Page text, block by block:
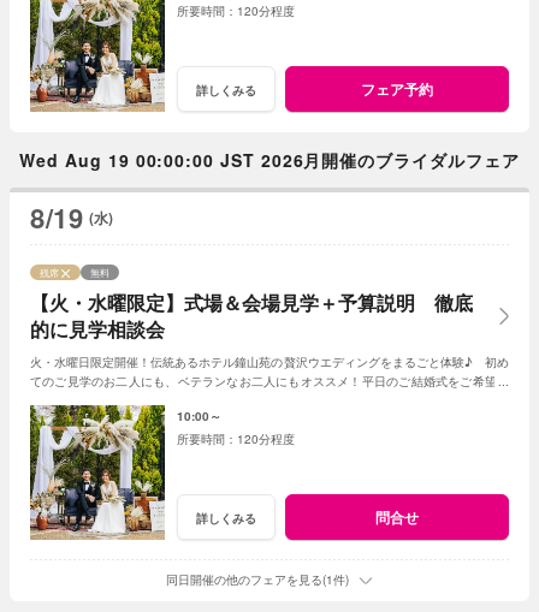
120分程度
詳しくみる フェア予約
Wed Aug 19 00:00:00 JST 2026月開催のブライダルフェア
8/19 (水)
【火・水曜限定】式場＆会場見学＋予算説明 徹底
的に見学相談会
残席 無料
火・水曜日限定開催！伝統あるホテル鐘山苑の贅沢ウエディングをまるごと体験♪ 初め
てのご見学のお二人にも、ベテランなお二人にもオススメ！平日のご結婚式をご希望の
10:00～
120分程度
詳しくみる 問合せ
同日開催の他のフェアを見る(1件)